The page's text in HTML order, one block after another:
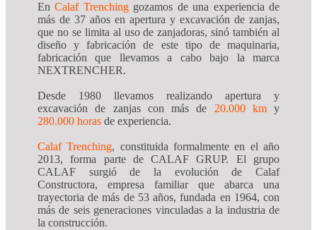
En Calaf Trenchinggozamos de una experiencia de
más de 37 años en apertura y excavación de zanjas,
que no se limita al uso de zanjadoras, sinó también al
diseño y fabricación de este tipo de maquinaria,
fabricación que llevamos a cabo bajo la marca
NEXTRENCHER.
Desde 1980 llevamos realizando apertura y
excavación de zanjas con más de 20.000 km y
280.000 horas de experiencia.
Calaf Trenching, constituida formalmente en el año
2013, forma parte de CALAF GRUP. El grupo
CALAF surgió de la evolución de Calaf
Constructora, empresa familiar que abarca una
trayectoria de más de 53 años, fundada en 1964, con
más de seis generaciones vinculadas a la industria de
la construcción.